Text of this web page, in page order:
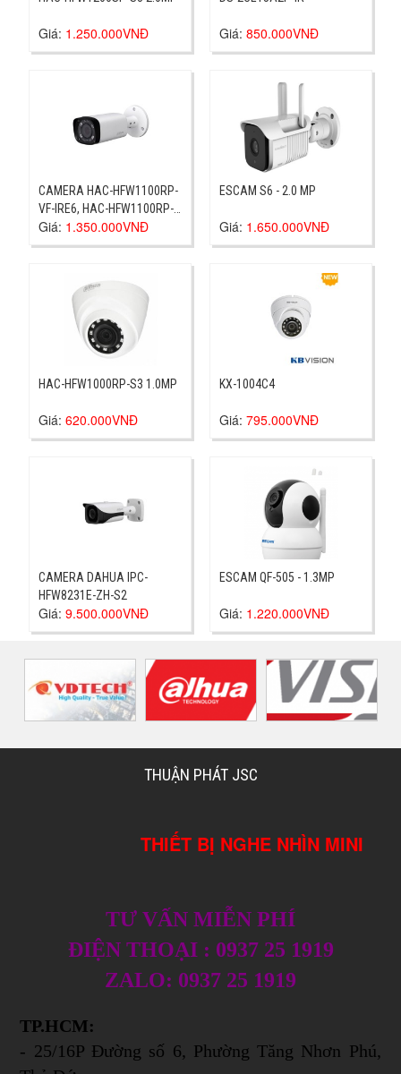
Giá: 1.250.000VNĐ Giá: 850.000VNĐ
CAMERA HAC-HFW1100RP-
VF-IRE6, HAC-HFW1100RP-
VF-IRE6, DAHUA HAC-
HFW1100RP-VF-IRE6
Giá: 1.350.000VNĐ
ESCAM S6 - 2.0 MP
Giá: 1.650.000VNĐ
HAC-HFW1000RP-S3 1.0MP
Giá:620.000VNĐ
KX-1004C4
Giá: 795.000VNĐ
CAMERA DAHUA IPC-
HFW8231E-ZH-S2
Giá:9.500.000VNĐ
ESCAM QF-505 - 1.3MP
Giá: 1.220.000VNĐ
THUẬN PHÁT JSC
THIẾT BỊ NGHE NHÌN MINI
TƯ VẤN MIỄN PHÍ
ĐIỆN THOẠI : 0937 25 1919
ZALO: 0937 25 1919
TP.HCM:
- 25/16P Đường số 6, Phường Tăng Nhơn Phú,